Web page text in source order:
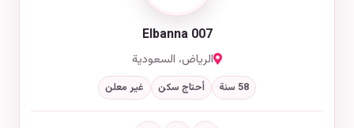
Elbanna 007
الرياض، السعودية
58 سنة أحتاج سكن غير معلن